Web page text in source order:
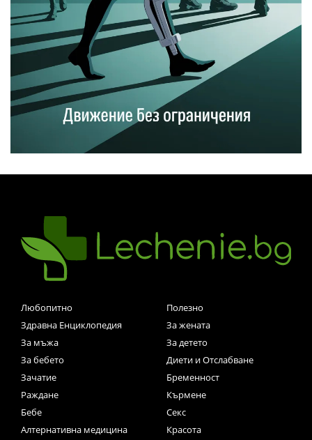
Любопитно
Полезно
Здравна Енциклопедия
За жената
За мъжа
За детето
За бебето
Диети и Отслабване
Зачатие
Бременност
Раждане
Кърмене
Бебе
Секс
Алтернативна медицина
Красота